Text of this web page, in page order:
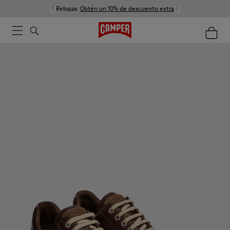
Rebajas: Obtén un 10% de descuento extra